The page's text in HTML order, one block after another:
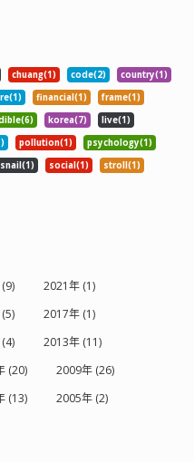
chuang(1) code(2)
country(1)
financial(1)
frame(1)
korea(7)
live(1)
pollution(1)
psychology(1)
snail(1) social(1)
stroll(1)
2021年 (1)
2017年 (1)
2013年 (11)
(20)
2009年 (26)
(13) 2005年 (2)